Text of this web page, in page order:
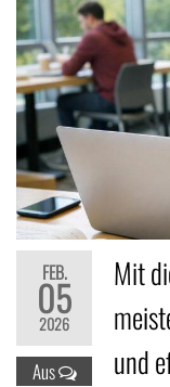
FEB.
05
2026
Aus
Mit
und